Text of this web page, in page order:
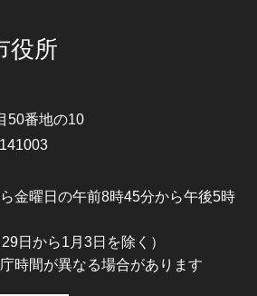
役所
50番地の10
金曜日の午前8時45分から午後5時
日から1月3日を除く）
時間が異なる場合があります